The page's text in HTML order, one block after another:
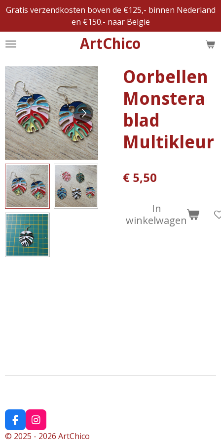
Ga
naar
de
ArtChico
Gratis verzendkosten boven de €125,- binnen Nederland
en €150.- naar België
Oorbellen
Monstera
blad
Multikleur
€ 5,50
In
winkelwagen
F
a
I
n
© 2025 - 2026 ArtChico